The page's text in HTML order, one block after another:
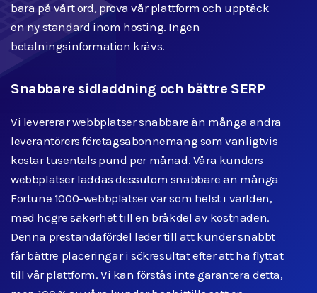
bara på vårt ord, prova vår plattform och upptäck
en ny standard inom hosting. Ingen
betalningsinformation krävs.
Snabbare sidladdning och bättre SERP
Vi levererar webbplatser snabbare än många andra
leverantörers företagsabonnemang som vanligtvis
kostar tusentals pund per månad. Våra kunders
webbplatser laddas dessutom snabbare än många
Fortune 1000-webbplatser var som helst i världen,
med högre säkerhet till en bråkdel av kostnaden.
Denna prestandafördel leder till att kunder snabbt
får bättre placeringar i sökresultat efter att ha flyttat
till vår plattform. Vi kan förstås inte garantera detta,